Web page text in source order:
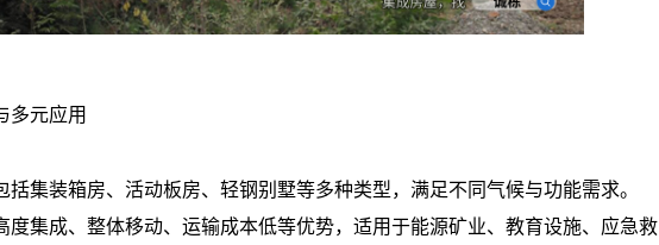
多元应用
集装箱房、活动板房、轻钢别墅等多种类型，满足不同气候与功能需求。
度集成、整体移动、运输成本低等优势，适用于能源矿业、教育设施、应急救